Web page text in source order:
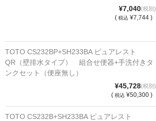
¥7,040(税別)
( 税込 ¥7,744 )
TOTO CS232BP+SH233BA ピュアレスト
QR（壁排水タイプ） 組合せ便器+手洗付きタ
ンクセット（便座無し）
¥45,728(税別)
( 税込 ¥50,300 )
TOTO CS232B+SH233BA ピュアレスト